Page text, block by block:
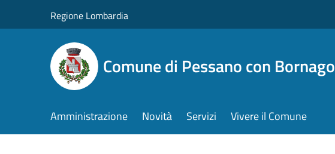
Regione Lombardia
Comune di Pessano con Bornago
Amministrazione Novità Servizi Vivere il Comune